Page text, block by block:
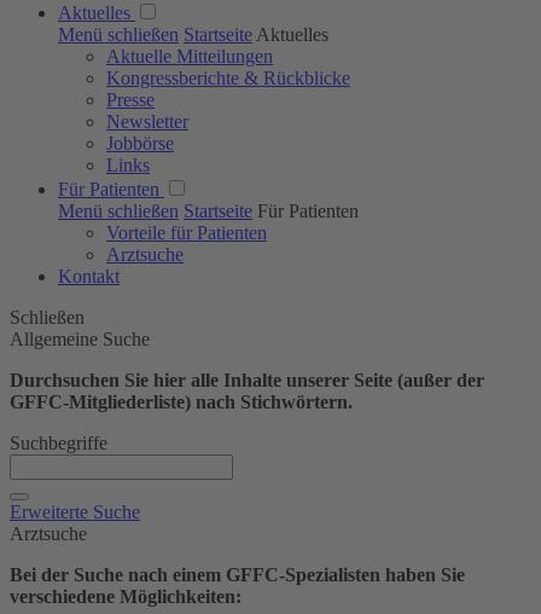
Aktuelles
Menü schließen Startseite Aktuelles
Aktuelle Mitteilungen
Kongressberichte & Rückblicke
Presse
Newsletter
Jobbörse
Links
Für Patienten
Menü schließen Startseite Für Patienten
Vorteile für Patienten
Arztsuche
Kontakt
Schließen
Allgemeine Suche
Durchsuchen Sie hier alle Inhalte unserer Seite (außer der
GFFC-Mitgliederliste) nach Stichwörtern.
Suchbegriffe
Erweiterte Suche
Arztsuche
Bei der Suche nach einem GFFC-Spezialisten haben Sie
verschiedene Möglichkeiten: